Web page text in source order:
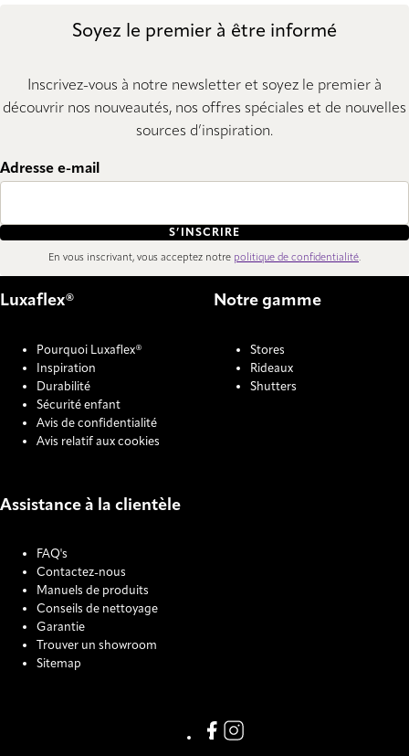
Soyez le premier à être informé
Inscrivez-vous à notre newsletter et soyez le premier à
découvrir nos nouveautés, nos offres spéciales et de nouvelles
sources d’inspiration.
Adresse e-mail
S’INSCRIRE
En vous inscrivant, vous acceptez notre politique de confidentialité.
Luxaflex®
Pourquoi Luxaflex®
Inspiration
Durabilité
Sécurité enfant
Avis de confidentialité
Avis relatif aux cookies
Notre gamme
Stores
Rideaux
Shutters
Assistance à la clientèle
FAQ's
Contactez-nous
Manuels de produits
Conseils de nettoyage
Garantie
Trouver un showroom
Sitemap
Link missing Display text from
Link missing Display text